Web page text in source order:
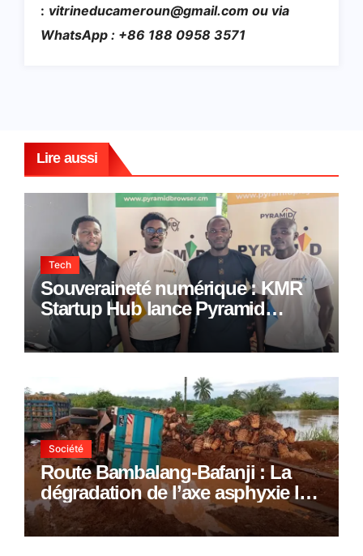
: vitrineducameroun@gmail.com ou via
WhatsApp : +86 188 0958 3571
Lire aussi
Tech
Souveraineté numérique : KMR
Startup Hub lance Pyramid
Browser et Pyramid Mail, deux
solutions numériques made in
Société
Route Bambalang-Bafanji : La
dégradation de l’axe asphyxie les
activités économiques